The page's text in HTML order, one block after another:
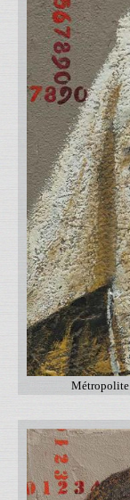
Métropolite